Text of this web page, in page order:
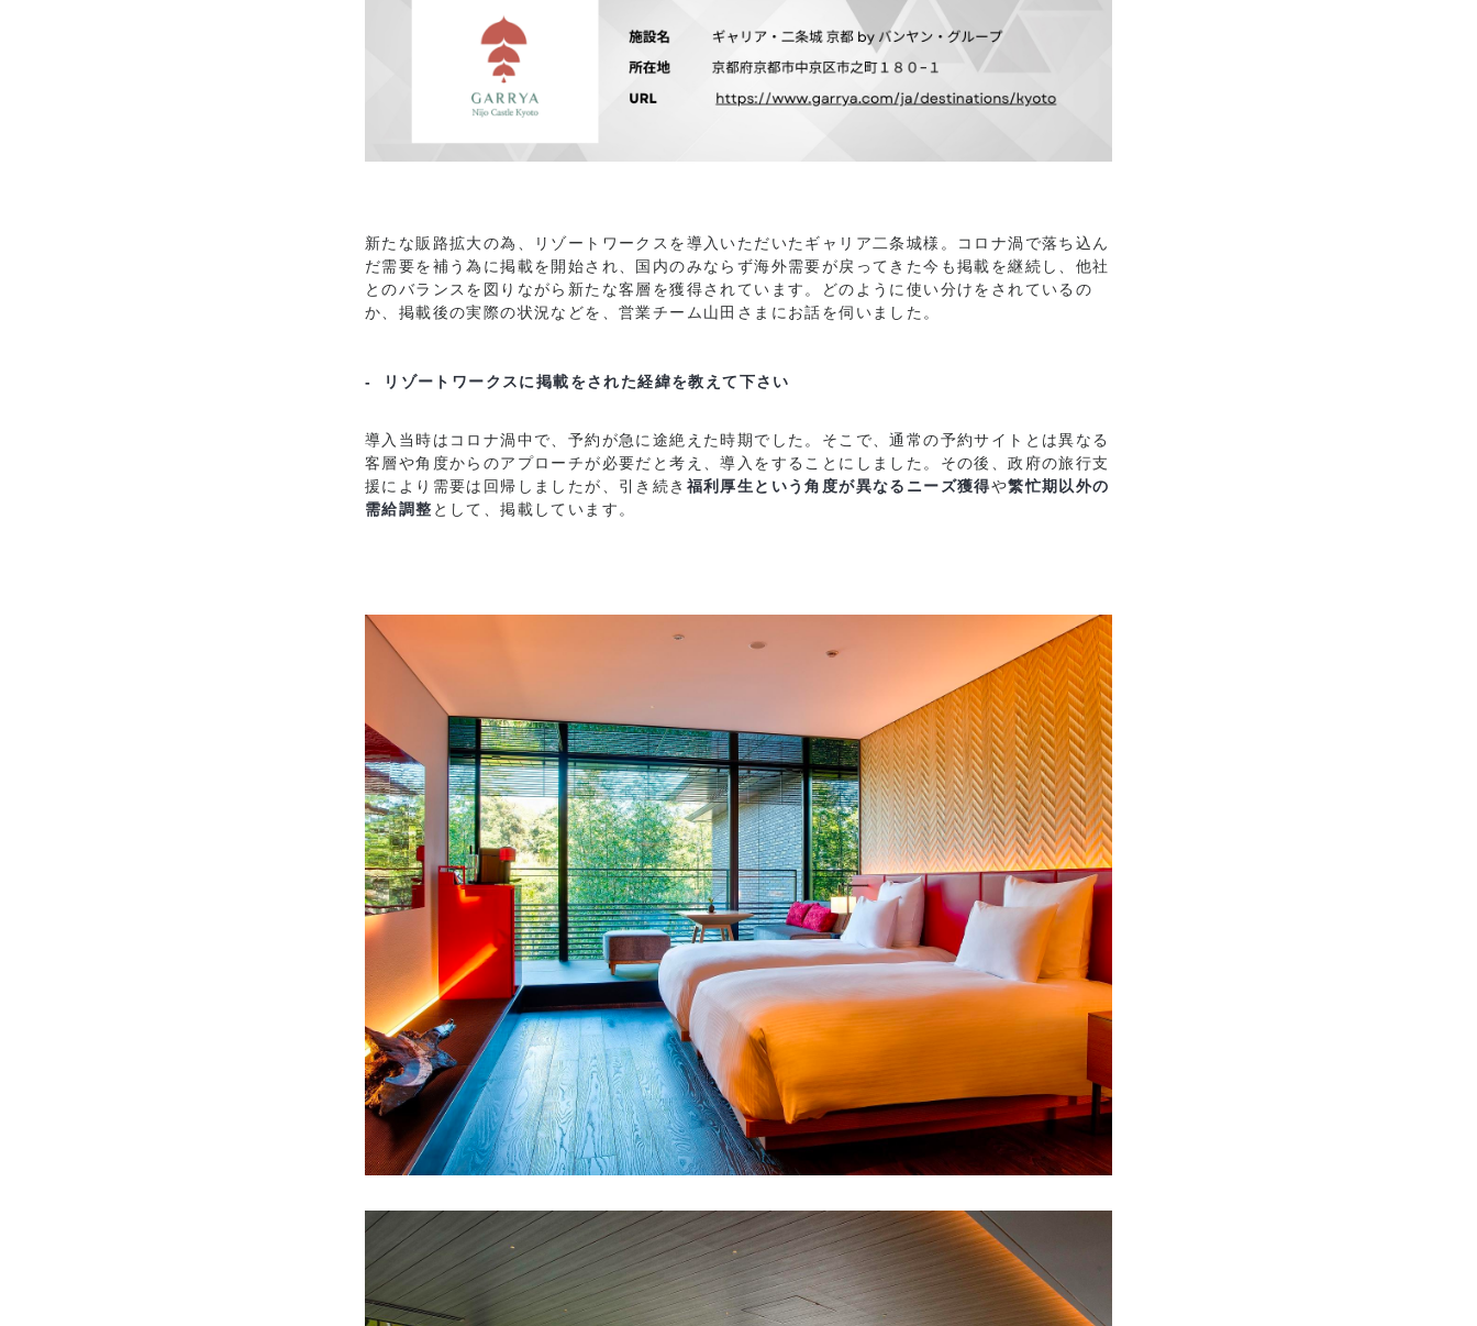
新たな販路拡大の為、リゾートワークスを導入いただいたギャリア二条城様。コロナ渦で落ち込ん
だ需要を補う為に掲載を開始され、国内のみならず海外需要が戻ってきた今も掲載を継続し、他社
とのバランスを図りながら新たな客層を獲得されています。どのように使い分けをされているの
か、掲載後の実際の状況などを、営業チーム山田さまにお話を伺いました。
- リゾートワークスに掲載をされた経緯を教えて下さい
導入当時はコロナ渦中で、予約が急に途絶えた時期でした。そこで、通常の予約サイトとは異なる
客層や角度からのアプローチが必要だと考え、導入をすることにしました。その後、政府の旅行支
援により需要は回帰しましたが、引き続き 福利厚生という角度が異なるニーズ獲得や繁忙期以外の
需給調整 として、掲載しています。